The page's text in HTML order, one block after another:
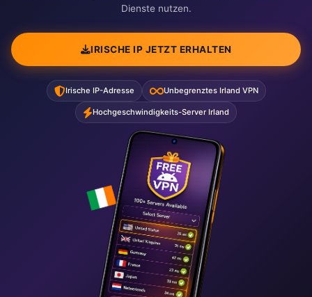
Dienste nutzen.
IRISCHE IP JETZT ERHALTEN
Irische IP-Adresse Unbegrenztes Irland VPN
Hochgeschwindigkeits-Server Irland